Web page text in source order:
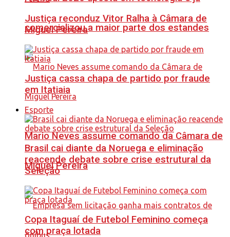
comercializou a maior parte dos estandes
Mario Neves assume comando da Câmara de
Miguel Pereira
Justiça reconduz Vitor Ralha à Câmara de
Miguel Pereira
Justiça cassa chapa de partido por fraude
em Itatiaia
Esporte
Brasil cai diante da Noruega e eliminação
reacende debate sobre crise estrutural da
Seleção
Copa Itaguaí de Futebol Feminino começa
com praça lotada